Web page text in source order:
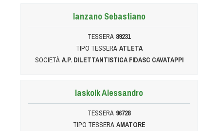
Ianzano Sebastiano
TESSERA 89231
TIPO TESSERA ATLETA
SOCIETÀ A.P. DILETTANTISTICA FIDASC CAVATAPPI
Iaskolk Alessandro
TESSERA 96728
TIPO TESSERA AMATORE